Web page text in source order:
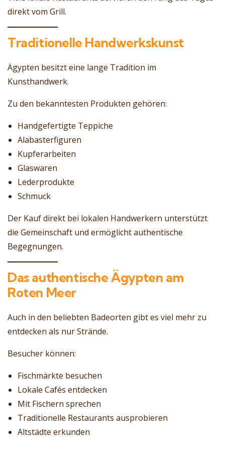
direkt vom Grill.
Traditionelle Handwerkskunst
Ägypten besitzt eine lange Tradition im
Kunsthandwerk.
Zu den bekanntesten Produkten gehören:
Handgefertigte Teppiche
Alabasterfiguren
Kupferarbeiten
Glaswaren
Lederprodukte
Schmuck
Der Kauf direkt bei lokalen Handwerkern unterstützt
die Gemeinschaft und ermöglicht authentische
Begegnungen.
Das authentische Ägypten am
Roten Meer
Auch in den beliebten Badeorten gibt es viel mehr zu
entdecken als nur Strände.
Besucher können:
Fischmärkte besuchen
Lokale Cafés entdecken
Mit Fischern sprechen
Traditionelle Restaurants ausprobieren
Altstädte erkunden